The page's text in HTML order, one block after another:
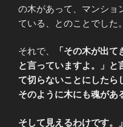
の木があって、マンショ
ている、とのことでした。
それで、
「その木が出
と言っていますよ。」と
て切らないことにしたら
そのように木にも魂があ
そして見えるわけです。